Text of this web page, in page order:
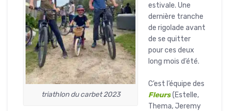
triathlon du carbet 2023
estivale. Une
dernière tranche
de rigolade avant
de se quitter
pour ces deux
long mois d’été.
C’est l’équipe des
Fleurs(Estelle,
Thema, Jeremy